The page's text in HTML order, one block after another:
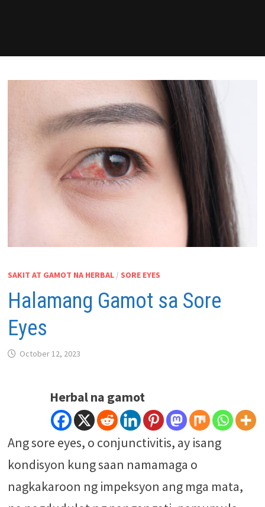
SAKIT AT GAMOT NA HERBAL/ SORE EYES
Halamang Gamot sa Sore
Eyes
October 12, 2023
Herbal na gamot
Ang sore eyes, o conjunctivitis, ay isang
kondisyon kung saan namamaga o
nagkakaroon ng impeksyon ang mga mata,